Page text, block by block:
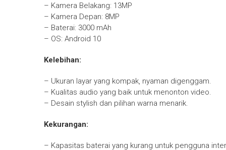
– Kamera Belakang: 13MP
– Kamera Depan: 8MP
– Baterai: 3000 mAh
– OS: Android 10
Kelebihan:
– Ukuran layar yang kompak, nyaman digenggam.
– Kualitas audio yang baik untuk menonton video.
– Desain stylish dan pilihan warna menarik.
Kekurangan:
– Kapasitas baterai yang kurang untuk pengguna